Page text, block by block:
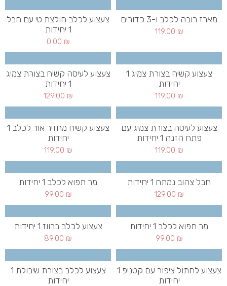
מארז רובה לכלב ו-3 כדורים
119.00 ₪
צעצוע לכלב חולצת טי עם חבל
1 יחידות
0.00 ₪
צעצוע קשיח בצורת צמיג 1
יחידות
119.00 ₪
צעצוע לעיסה קשיח בצורת צמיג
1 יחידות
129.00 ₪
צעצוע לעיסה בצורת צמיג עם
פתח הזנה 1 יחידות
119.00 ₪
צעצוע קשיח מחזיר אור לכלב 1
יחידות
119.00 ₪
חבל צהוב נמתח 1 יחידות
129.00 ₪
מר תפוא לכלב 1 יחידות
99.00 ₪
מר תפוא לכלב 1 יחידות
99.00 ₪
צעצוע לכלב ברווז 1 יחידות
89.00 ₪
צעצוע לחתול ציפור עם קטניפ 1
יחידות
צעצוע לכלב בצורת שיבולת 1
יחידות